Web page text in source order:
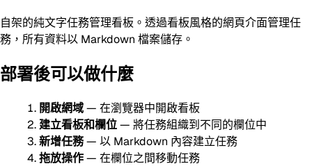
自架的純文字任務管理看板。透過看板風格的網頁介面管理任
務，所有資料以 Markdown 檔案儲存。
部署後可以做什麼
開啟網域— 在瀏覽器中開啟看板
建立看板和欄位— 將任務組織到不同的欄位中
新增任務— 以 Markdown 內容建立任務
拖放操作— 在欄位之間移動任務